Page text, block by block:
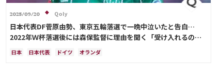
2025/09/20 Qoly
日本代表DF菅原由勢、東京五輪落選で一晩中泣いたと告白…
2022年Ｗ杯落選後には森保監督に理由を聞く「受け入れるのは
難しかった」
日本 日本代表 ドイツ オランダ